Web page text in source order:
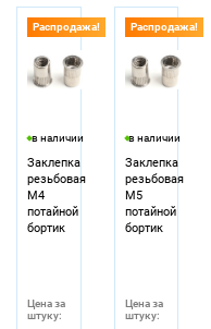
Распродажа!
в наличии
Заклепка
резьбовая
М4
потайной
бортик
Цена за
штуку:
Распродажа!
в наличии
Заклепка
резьбовая
М5
потайной
бортик
Цена за
штуку: